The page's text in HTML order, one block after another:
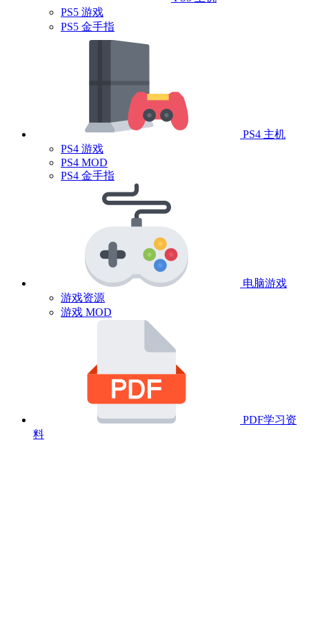
PS5 游戏
PS5 金手指
PS4 主机
PS4 游戏
PS4 MOD
PS4 金手指
电脑游戏
游戏资源
游戏 MOD
PDF学习资
料